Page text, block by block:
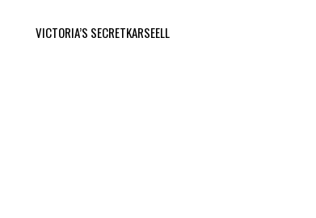
VICTORIA’S SECRETKARSEELL